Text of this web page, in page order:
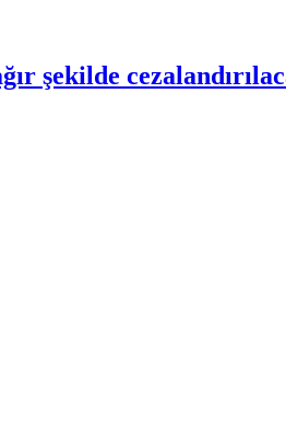
şekilde